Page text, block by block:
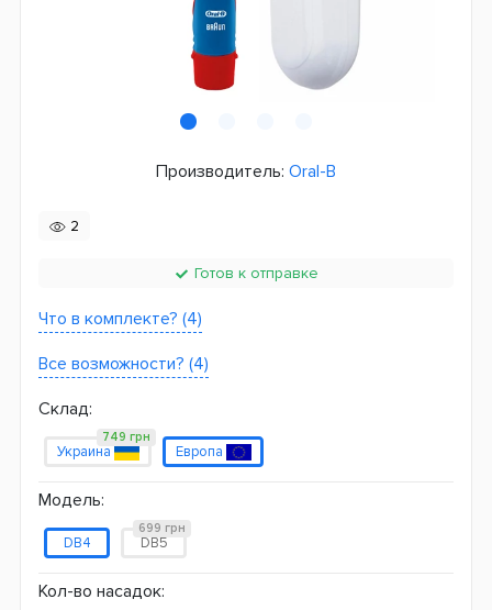
Производитель: Oral-B
2
Готов к отправке
Что в комплекте? (4)
Все возможности? (4)
Склад:
Украина
749 грн
Европа
Модель:
DB4 DB5
699 грн
Кол-во насадок: